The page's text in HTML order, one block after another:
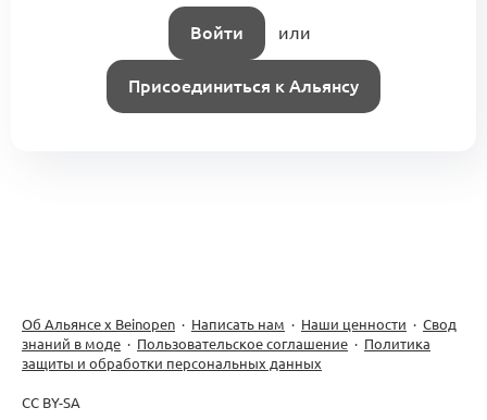
Войти или
Присоединиться к Альянсу
Об Альянсе х Beinopen · Написать нам · Наши ценности · Свод
знаний в моде · Пользовательское соглашение · Политика
защиты и обработки персональных данных
CC BY-SA